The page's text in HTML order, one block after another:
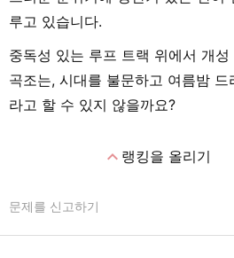
루고 있습니다.
중독성 있는 루프 트랙 위에서 개
곡조는, 시대를 불문하고 여름밤
라고 할 수 있지 않을까요?
expand_less랭킹을 올리기
문제를 신고하기